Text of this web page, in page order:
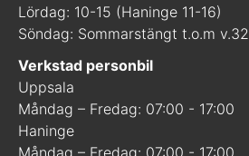
Lördag: 10-15 (Haninge 11-16)
Söndag: Sommarstängt t.o.m v.32
Verkstad personbil
Uppsala
Måndag – Fredag: 07:00 - 17:00
Haninge
Måndag – Fredag: 07:00 - 17:00